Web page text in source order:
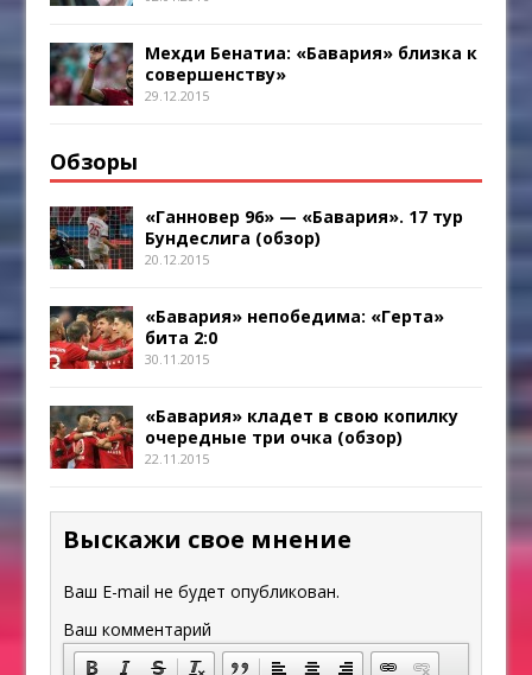
Мехди Бенатиа: «Бавария» близка к
совершенству»
29.12.2015
Обзоры
«Ганновер 96» — «Бавария». 17 тур
Бундеслига (обзор)
20.12.2015
«Бавария» непобедима: «Герта»
бита 2:0
30.11.2015
«Бавария» кладет в свою копилку
очередные три очка (обзор)
22.11.2015
Выскажи свое мнение
Ваш E-mail не будет опубликован.
Ваш комментарий